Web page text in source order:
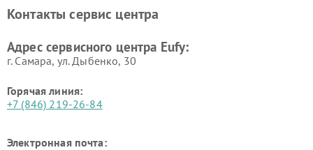
Контакты сервис центра
Адрес сервисного центра Eufy:
г. Самара, ул. Дыбенко, 30
Горячая линия:
+7 (846) 219-26-84
Электронная почта: